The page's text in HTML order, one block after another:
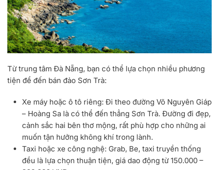
Từ trung tâm Đà Nẵng, bạn có thể lựa chọn nhiều phương
tiện để đến bán đảo Sơn Trà:
Xe máy hoặc ô tô riêng: Đi theo đường Võ Nguyên Giáp
– Hoàng Sa là có thể đến thẳng Sơn Trà. Đường đi đẹp,
cảnh sắc hai bên thơ mộng, rất phù hợp cho những ai
muốn tận hưởng không khí trong lành.
Taxi hoặc xe công nghệ: Grab, Be, taxi truyền thống
đều là lựa chọn thuận tiện, giá dao động từ 150.000 –